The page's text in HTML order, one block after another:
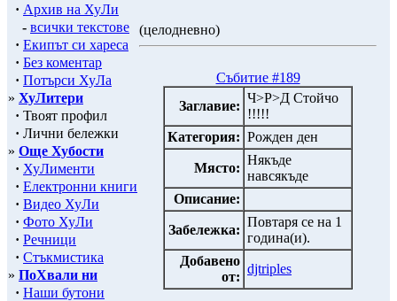
· Архив на ХуЛи
- всички текстове
· Екипът си хареса
· Без коментар
· Потърси ХуЛа
» ХуЛитери
· Твоят профил
· Лични бележки
» Още Хубости
· ХуЛименти
· Електронни книги
· Видео ХуЛи
· Фото ХуЛи
· Речници
· Стъкмистика
» ПоХвали ни
· Наши бутони
(целодневно)
Събитие #189
Заглавие:
Ч>Р>Д Стойчо
!!!!!
Категория: Рожден ден
Място:
Някъде
навсякъде
Описание:
Забележка:
Повтаря се на 1
година(и).
Добавено
от:
djtriples